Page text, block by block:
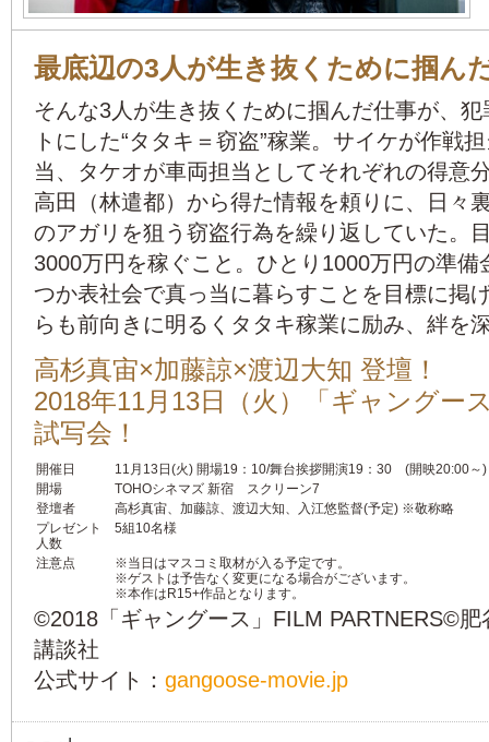
最底辺の3人が生き抜くために掴ん
そんな3人が生き抜くために掴んだ仕事が、
トにした“タタキ＝窃盗”稼業。サイケが作戦
当、タケオが車両担当としてそれぞれの得意
高田（林遣都）から得た情報を頼りに、日々
のアガリを狙う窃盗行為を繰り返していた。
3000万円を稼ぐこと。ひとり1000万円の準
つか表社会で真っ当に暮らすことを目標に掲
らも前向きに明るくタタキ稼業に励み、絆を
高杉真宙×加藤諒×渡辺大知 登壇！
2018年11月13日（火）「ギャングー
試写会！
開催日
11月13日(火) 開場19：10/舞台挨拶開演19：30 (開映20:00～)
開場
TOHOシネマズ 新宿 スクリーン7
登壇者
高杉真宙、加藤諒、渡辺大知、入江悠監督(予定) ※敬称略
プレゼント
人数
5組10名様
注意点
※当日はマスコミ取材が入る予定です。
※ゲストは予告なく変更になる場合がございます。
※本作はR15+作品となります。
©2018「ギャングース」FILM PARTNERS©肥
講談社
公式サイト： gangoose-movie.jp